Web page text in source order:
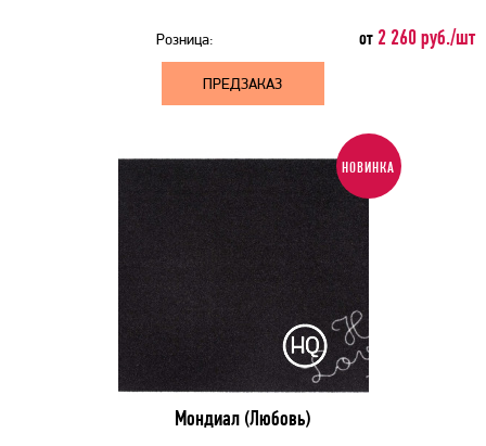
Розница: от 2 260 руб./шт
ПРЕДЗАКАЗ
НОВИНКА
Мондиал (Любовь)